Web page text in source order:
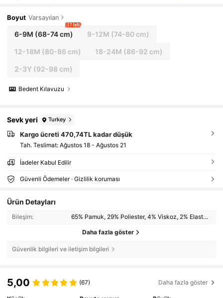
Boyut Varsayılan
6-9M (68-74 cm)
17 left
9-12M (74-80 cm)
12-18M (80-86 cm) 18-24M (86-92 cm)
2-3Y (92-98 cm)
Bedent Kılavuzu
Sevk yeri Turkey
Kargo ücreti 470,74TL kadar düşük
Tah. Teslimat: Ağustos 18 - Ağustos 21
İadeler Kabul Edilir
Güvenli Ödemeler · Gizlilik koruması
Ürün Detayları
Bileşim: 65% Pamuk, 29% Poliester, 4% Viskoz, 2% Elastan
Daha fazla göster
Güvenlik bilgileri ve iletişim bilgileri
5,00 (67) Daha fazla göster